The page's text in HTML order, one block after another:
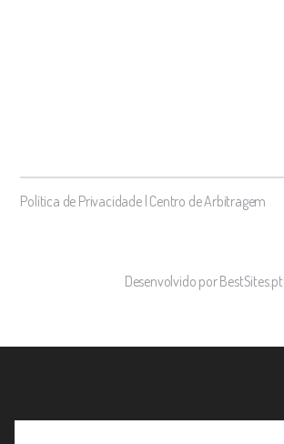
Política de Privacidade| Centro de Arbitragem
Desenvolvido por BestSites.pt